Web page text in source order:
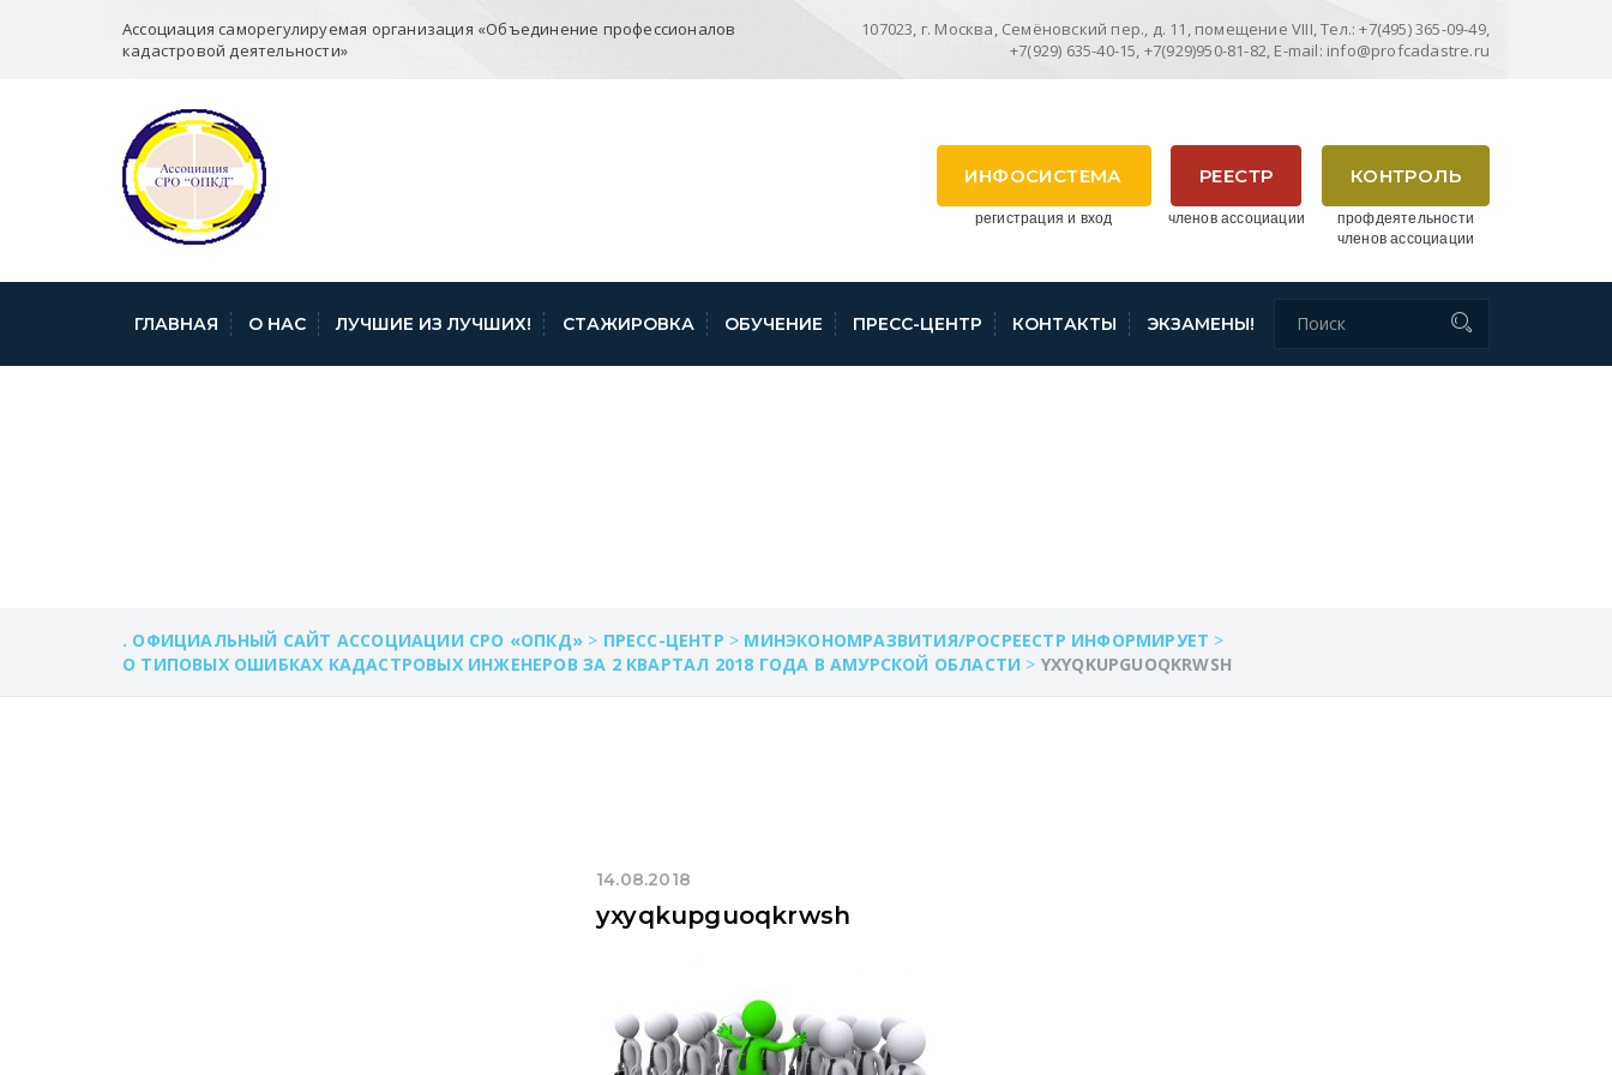
Ассоциация саморегулируемая организация «Объединение профессионалов
кадастровой деятельности»
107023, г. Москва, Семёновский пер., д. 11, помещение VIII, Тел.: +7(495) 365-09-49,
+7(929) 635-40-15, +7(929)950-81-82, E-mail: info@profcadastre.ru
КОНТРОЛЬ
профдеятельности
членов ассоциации
РЕЕСТР
членов ассоциации
ИНФОСИСТЕМА
регистрация и вход
ГЛАВНАЯ О НАС ЛУЧШИЕ ИЗ ЛУЧШИХ! СТАЖИРОВКА ОБУЧЕНИЕ ПРЕСС-ЦЕНТР КОНТАКТЫ ЭКЗАМЕНЫ!
. ОФИЦИАЛЬНЫЙ САЙТ АССОЦИАЦИИ СРО «ОПКД» > ПРЕСС-ЦЕНТР > МИНЭКОНОМРАЗВИТИЯ/РОСРЕЕСТР ИНФОРМИРУЕТ >
О ТИПОВЫХ ОШИБКАХ КАДАСТРОВЫХ ИНЖЕНЕРОВ ЗА 2 КВАРТАЛ 2018 ГОДА В АМУРСКОЙ ОБЛАСТИ > YXYQKUPGUOQKRWSH
14.08.2018
yxyqkupguoqkrwsh